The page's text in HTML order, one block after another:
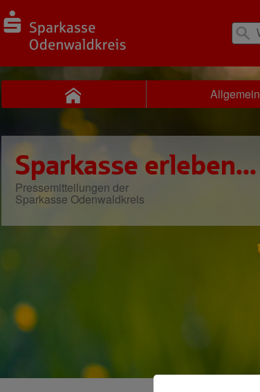
Allgemein
Sparkasse erleben...
Pressemitteilungen der
Sparkasse Odenwaldkreis